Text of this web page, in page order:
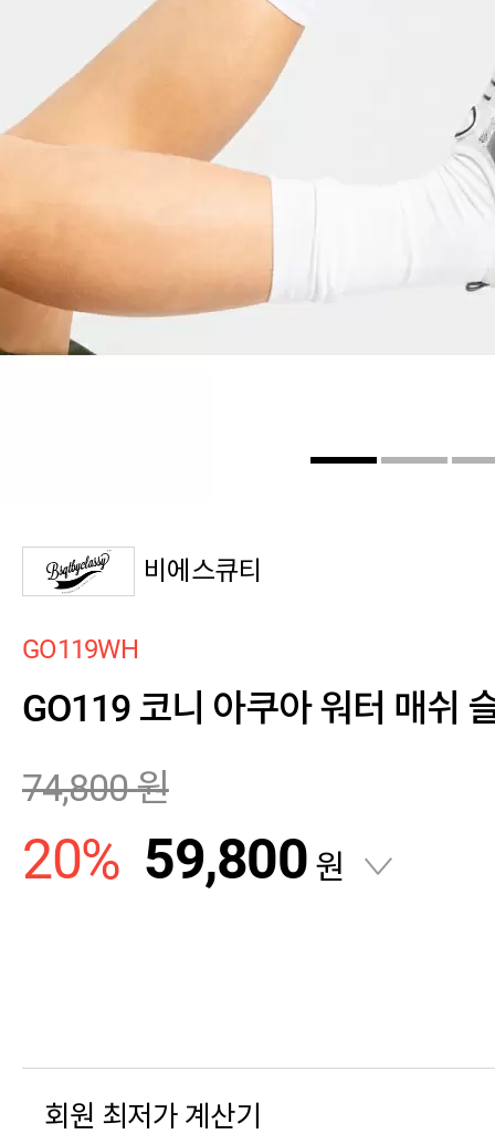
비에스큐티
GO119WH
GO119 코니 아쿠아 워터 매쉬
74,800원
20% 59,800 원
회원 최저가 계산기